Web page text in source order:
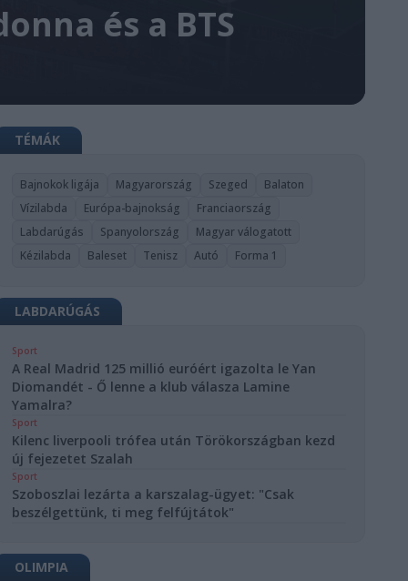
és a BTS
TÉMÁK
Bajnokok ligája Magyarország Szeged
Balaton
Vízilabda
Európa-bajnokság
Franciaország
Labdarúgás
Spanyolország
Magyar válogatott
Kézilabda
Baleset Tenisz Autó Forma 1
LABDARÚGÁS
Sport
A Real Madrid 125 millió euróért igazolta le Yan
Diomandét - Ő lenne a klub válasza Lamine
Yamalra?
Sport
Kilenc liverpooli trófea után Törökországban kezd
új fejezetet Szalah
Sport
Szoboszlai lezárta a karszalag-ügyet: "Csak
beszélgettünk, ti meg felfújtátok"
OLIMPIA